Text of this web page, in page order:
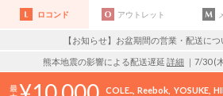
ロコンド アウトレット
【お知らせ】お盆期間の営業・配送に
熊本地震の影響による配送遅延 詳細 ｜7/30 (
COLE.. Reebok YOSUKE